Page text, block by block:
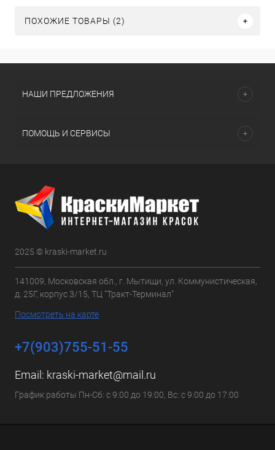
ПОХОЖИЕ ТОВАРЫ (2)
НАШИ ПРЕДЛОЖЕНИЯ
ПОМОЩЬ И СЕРВИСЫ
2025 © kraski-market.ru
141009, Московская обл., г. Мытищи, ул. Коммунистическая,
д. 25Г, корпус 3/15, ТЦ "Тракт-Терминал"
Посмотреть на карте
+7(903)755-51-55
Email: kraski-market@mail.ru
График работы Пн-Сб: с 9:00 до 19:00, Вс: с 9:00 до 17:00